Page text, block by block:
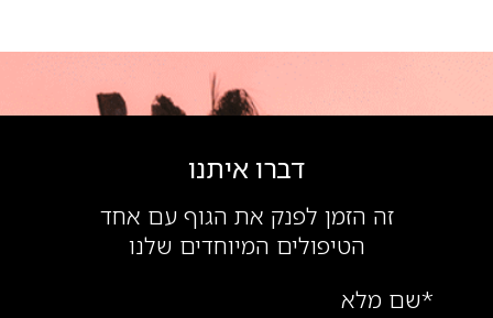
דברו איתנו
זה הזמן לפנק את הגוף עם אחד
הטיפולים המיוחדים שלנו
*שם מלא